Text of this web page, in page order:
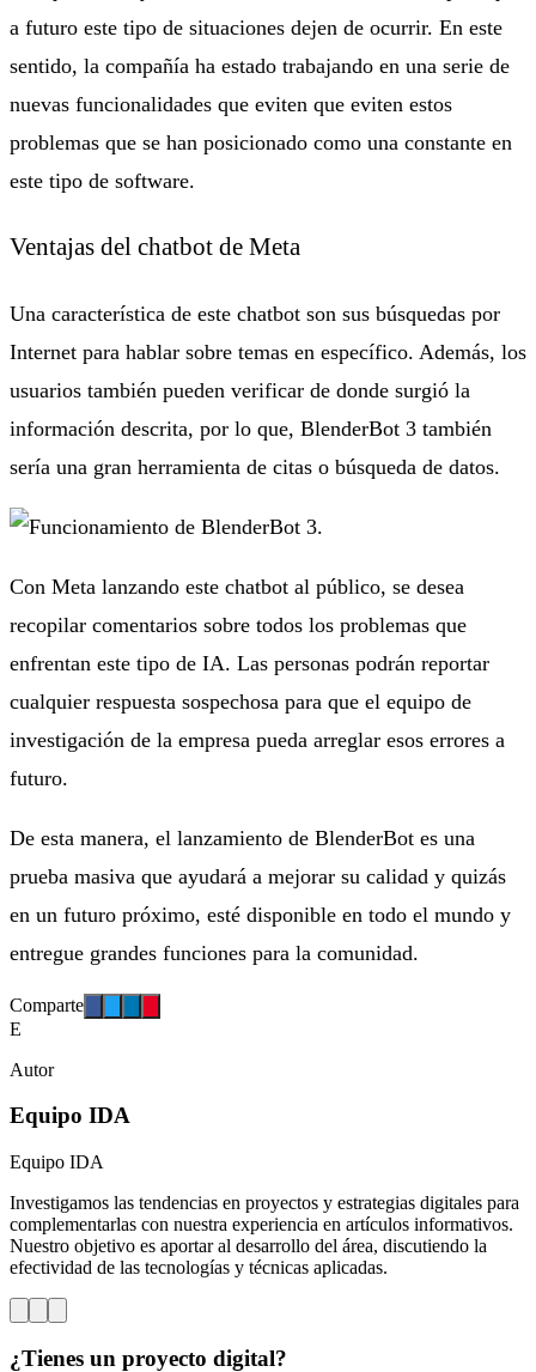
a futuro este tipo de situaciones dejen de ocurrir. En este
sentido, la compañía ha estado trabajando en una serie de
nuevas funcionalidades que eviten que eviten estos
problemas que se han posicionado como una constante en
este tipo de software.
Ventajas del chatbot de Meta
Una característica de este chatbot son sus búsquedas por
Internet para hablar sobre temas en específico. Además, los
usuarios también pueden verificar de donde surgió la
información descrita, por lo que, BlenderBot 3 también
sería una gran herramienta de citas o búsqueda de datos.
Con Meta lanzando este chatbot al público, se desea
recopilar comentarios sobre todos los problemas que
enfrentan este tipo de IA. Las personas podrán reportar
cualquier respuesta sospechosa para que el equipo de
investigación de la empresa pueda arreglar esos errores a
futuro.
De esta manera, el lanzamiento de BlenderBot es una
prueba masiva que ayudará a mejorar su calidad y quizás
en un futuro próximo, esté disponible en todo el mundo y
entregue grandes funciones para la comunidad.
Comparte
E
Autor
Equipo IDA
Equipo IDA
Investigamos las tendencias en proyectos y estrategias digitales para
complementarlas con nuestra experiencia en artículos informativos.
Nuestro objetivo es aportar al desarrollo del área, discutiendo la
efectividad de las tecnologías y técnicas aplicadas.
¿Tienes un proyecto digital?